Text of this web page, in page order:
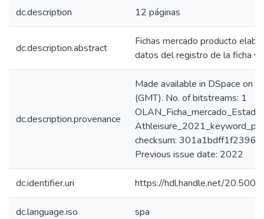
dc.description 12 páginas
dc.description.abstract
Fichas mercado producto
datos del registro de la ficha y
dc.description.provenance
Made available in DSpace
(GMT). No. of bitstreams: 1
checksum:
Previous issue date: 2022
dc.identifier.uri https://hdl.handle.net/
dc.language.iso spa